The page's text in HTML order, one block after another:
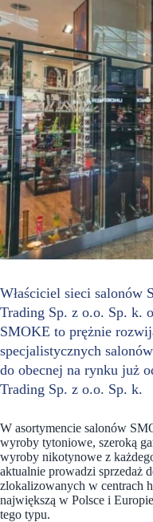
Właściciel sieci salonów
Trading Sp. z o.o. Sp. k.
SMOKE to prężnie
specjalistycznych
do obecnej na rynku już
Trading Sp. z o.o. Sp. k.
W asortymencie salonów
wyroby tytoniowe, szeroką
wyroby nikotynowe z
aktualnie prowadzi sprzedaż
zlokalizowanych w centrach
największą w Polsce i
tego typu.